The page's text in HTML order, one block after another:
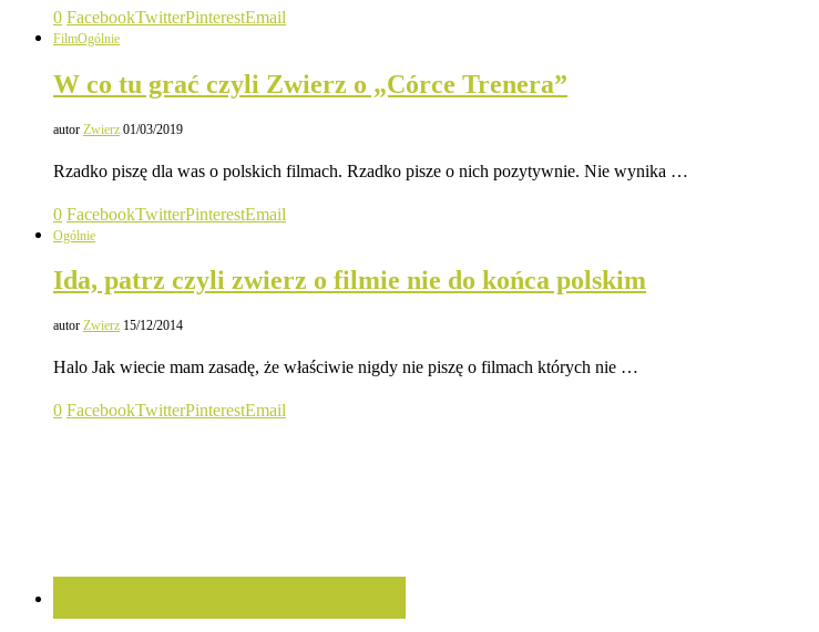
0 FacebookTwitterPinterestEmail
FilmOgólnie
W co tu grać czyli Zwierz o „Córce Trenera”
autor Zwierz 01/03/2019
Rzadko piszę dla was o polskich filmach. Rzadko pisze o nich pozytywnie. Nie wynika …
0 FacebookTwitterPinterestEmail
Ogólnie
Ida, patrz czyli zwierz o filmie nie do końca polskim
autor Zwierz 15/12/2014
Halo Jak wiecie mam zasadę, że właściwie nigdy nie piszę o filmach których nie …
0 FacebookTwitterPinterestEmail